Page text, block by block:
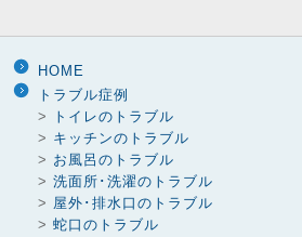
HOME
トラブル症例
>
トイレのトラブル
> キッチンのトラブル
> お風呂のトラブル
> 洗面所･洗濯のトラブル
> 屋外･排水口のトラブル
> 蛇口のトラブル